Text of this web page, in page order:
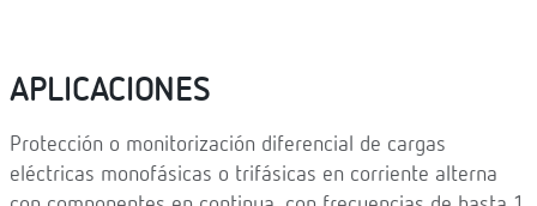
APLICACIONES
Protección o monitorización diferencial de cargas
eléctricas monofásicas o trifásicas en corriente alterna